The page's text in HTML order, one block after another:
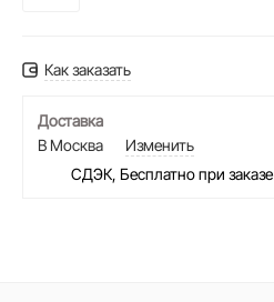
Как заказать
Доставка
В Москва
Изменить
СДЭК, Бесплатно при заказе